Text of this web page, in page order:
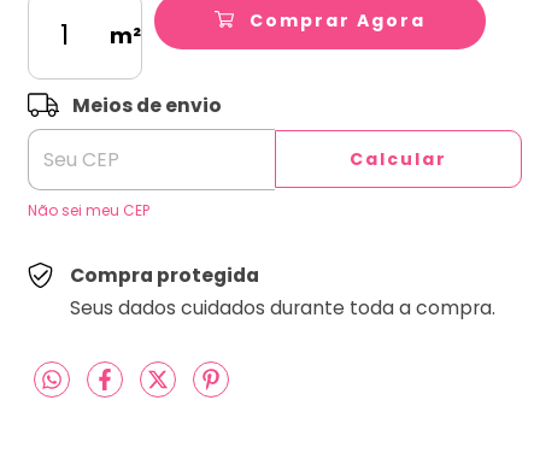
m²
Comprar Agora
Entregas para o CEP:
Meios de envio
Calcular
Não sei meu CEP
Compra protegida
Seus dados cuidados durante toda a compra.